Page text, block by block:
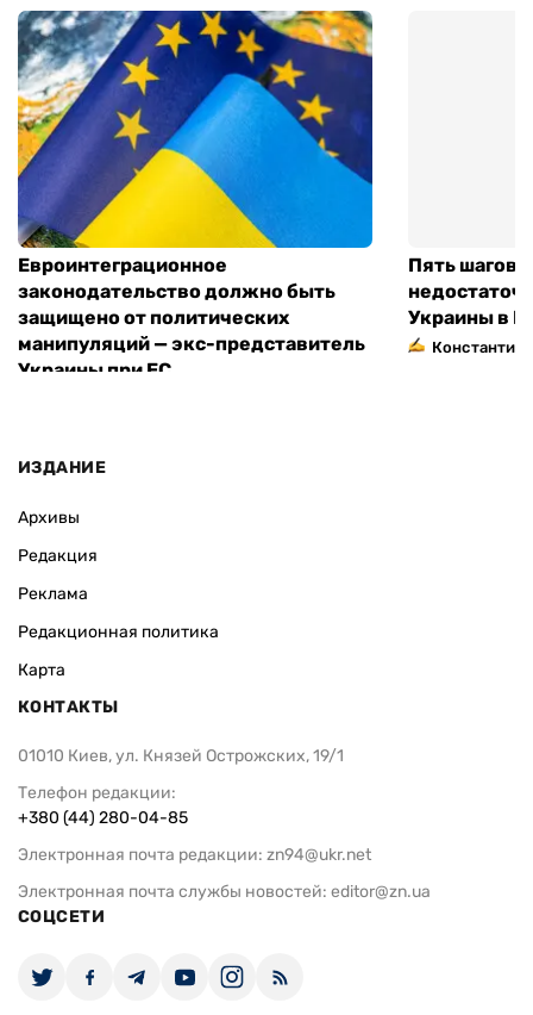
Евроинтеграционное
законодательство должно быть
защищено от политических
манипуляций — экс-представитель
Украины при ЕС
Пять шагов
Украины в
Константин
ИЗДАНИЕ
Архивы
Редакция
Реклама
Редакционная политика
Карта
КОНТАКТЫ
01010 Киев, ул. Князей Острожских, 19/1
Телефон редакции:
+380 (44) 280-04-85
Электронная почта редакции: zn94@ukr.net
Электронная почта службы новостей: editor@zn.ua
СОЦСЕТИ